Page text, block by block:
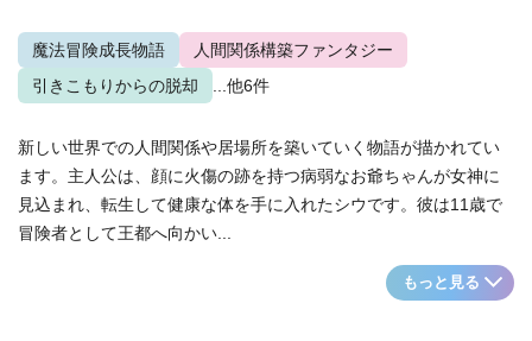
魔法冒険成長物語
人間関係構築ファンタジー
引きこもりからの脱却
...他6件
新しい世界での人間関係や居場所を築いていく物語が描かれてい
ます。主人公は、顔に火傷の跡を持つ病弱なお爺ちゃんが女神に
見込まれ、転生して健康な体を手に入れたシウです。彼は11歳で
冒険者として王都へ向かい...
もっと見る